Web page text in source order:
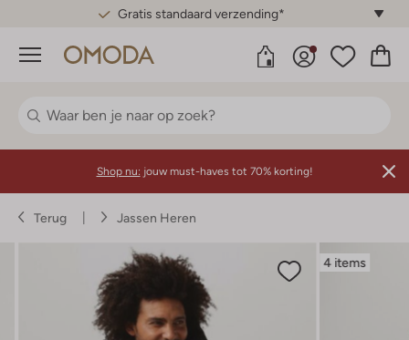
Gratis standaard verzending*
Menu
Shop nu: jouw must-haves tot 70% korting!
Terug Jassen Heren
4 items